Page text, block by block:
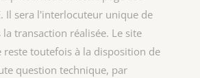
. Il sera l'interlocuteur unique de
transaction réalisée. Le site
reste toutefois à la disposition de
question technique, par